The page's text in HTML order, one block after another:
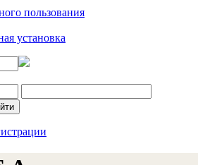
пользования
установка